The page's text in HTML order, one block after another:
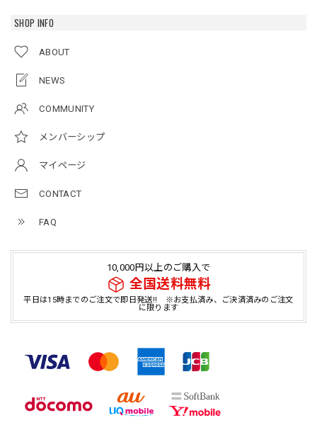
SHOP INFO
ABOUT
NEWS
COMMUNITY
メンバーシップ
マイページ
CONTACT
FAQ
10,000円以上のご購入で
全国送料無料
平日は15時までのご注文で即日発送!! ※お支払済み、ご決済済みのご注文
に限ります